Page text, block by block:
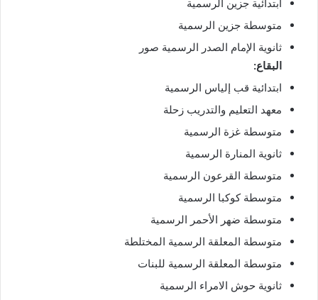
ابتدائية جزين الرسمية
متوسطة جزين الرسمية
ثانوية الإمام الصدر الرسمية صور
البقاع:
ابتدائية قب إلياس الرسمية
معهد التعليم والتدريب زحلة
متوسطة غزة الرسمية
ثانوية المنارة الرسمية
متوسطة القرعون الرسمية
⁠متوسطة كوكبا الرسمية
متوسطة ضهر الأحمر الرسمية
متوسطة المعلقة الرسمية المختلطة
متوسطة المعلقة الرسمية للبنات
ثانوية حوش الامراء الرسمية